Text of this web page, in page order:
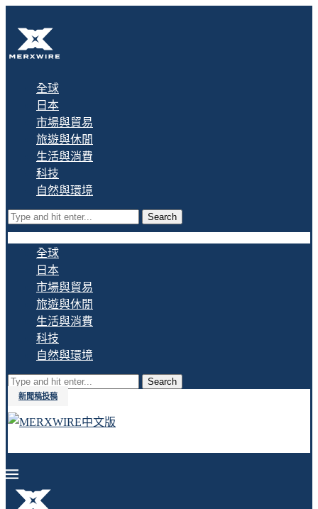
全球
日本
市場與貿易
旅遊與休閒
生活與消費
科技
自然與環境
Search
全球
日本
市場與貿易
旅遊與休閒
生活與消費
科技
自然與環境
Search
新聞稿投稿